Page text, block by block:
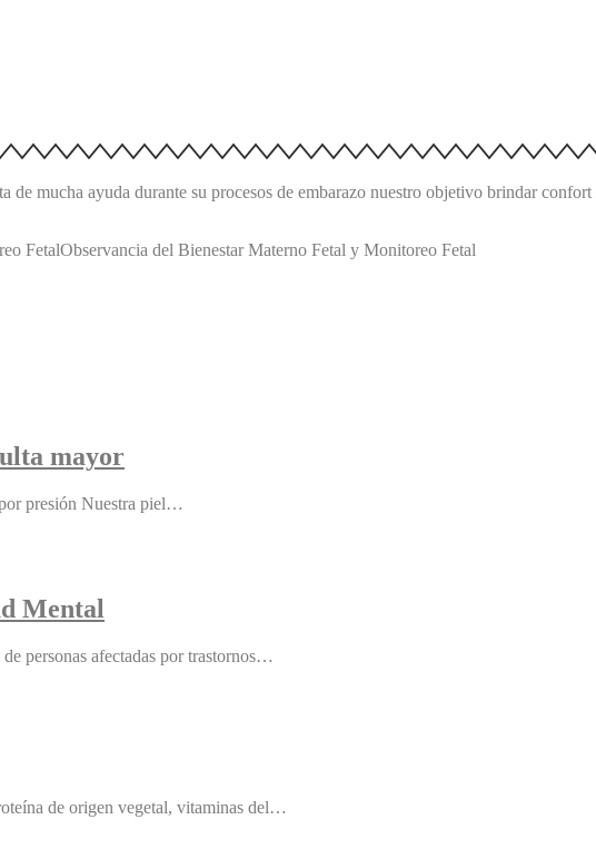
de mucha ayuda durante su procesos de embarazo nuestro objetivo brindar
FetalObservancia del Bienestar Materno Fetal y Monitoreo Fetal
mayor
presión Nuestra piel…
Mental
personas afectadas por trastornos…
de origen vegetal, vitaminas del…